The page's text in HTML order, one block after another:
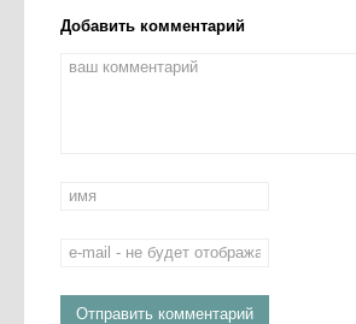
Добавить комментарий